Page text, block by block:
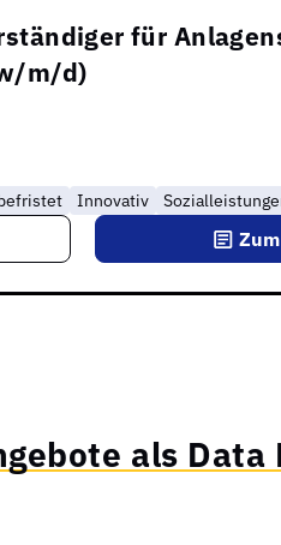
für
m/d)
Innovativ
als Data